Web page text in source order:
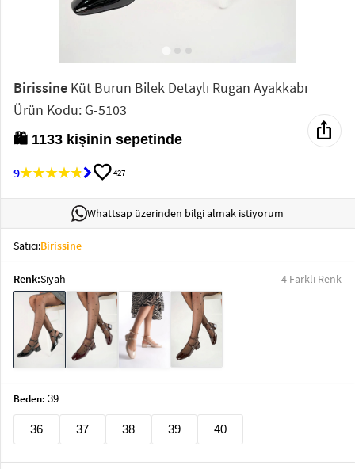
T-Shirt
Giyimkeyboard_arrow_down
Takımlarkeyboard_arrow_down
Elbise
Giyimkeyboard_arrow_down
Birissine Küt Burun Bilek Detaylı Rugan Ayakkabı
Ürün Kodu: G-5103
🛍️ 1133 kişinin sepetinde
9 favorite427
ios_share
Whattsap üzerinden bilgi almak istiyorum
Satıcı:Birissine
Renk:Siyah 4 Farklı Renk
Beden: 39
36 37 38 39 40